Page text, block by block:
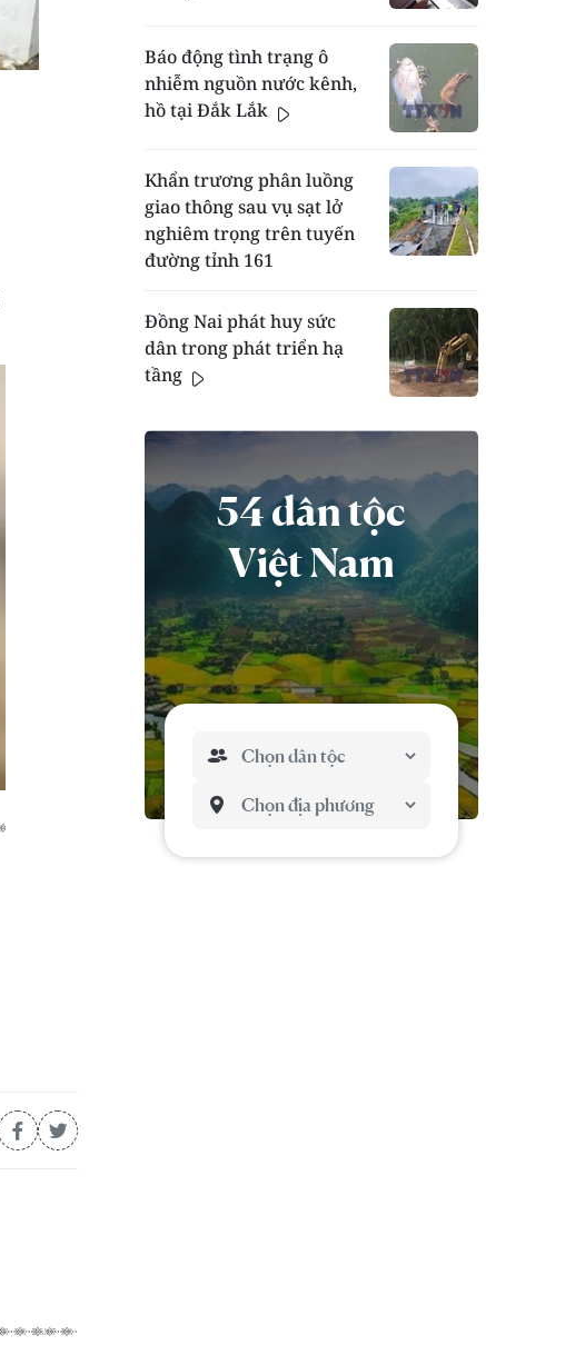
Báo động tình trạng ô
nhiễm nguồn nước kênh,
hồ tại Đắk Lắk
Khẩn trương phân luồng
giao thông sau vụ sạt lở
nghiêm trọng trên tuyến
đường tỉnh 161
Đồng Nai phát huy sức
dân trong phát triển hạ
tầng
54 dân tộc
Việt Nam